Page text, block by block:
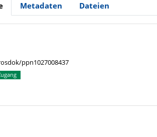
Metadaten Dateien
ppn1027008437